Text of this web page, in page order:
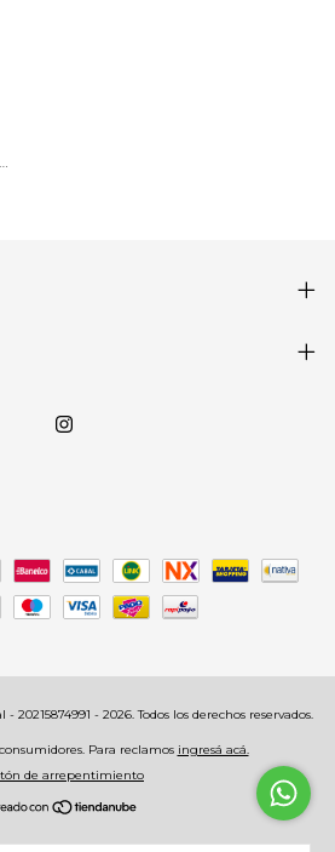
- 2026. Todos los derechos reservados.
Para reclamos ingresá acá.
de arrepentimiento